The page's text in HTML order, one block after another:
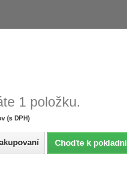
1 položku.
(s DPH)
Choďte k pokladni